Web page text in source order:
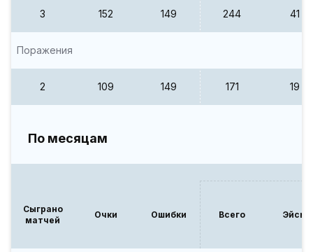
3 152 149 244 41
Поражения
2 109 149 171 19
По месяцам
Сыграно
матчей
Очки Ошибки Всего Эйсы